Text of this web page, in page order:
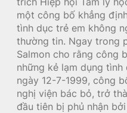
một công bố khẳng
tình dục trẻ em không
thường tin. Ngay trong
Salmon cho rằng công
những kẻ lạm dụng tình
ngày 12-7-1999, công
nghị viện bác bỏ, trở
đầu tiên bị phủ nhận